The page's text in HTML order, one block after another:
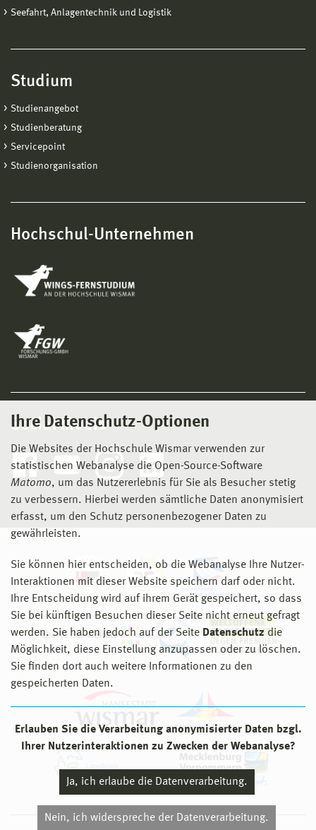
Ihre Datenschutz-Optionen
Die Websites der Hochschule Wismar verwenden zur
statistischen Webanalyse die Open-Source-Software
Matomo, um das Nutzererlebnis für Sie als Besucher stetig
zu verbessern. Hierbei werden sämtliche Daten anonymisiert
erfasst, um den Schutz personenbezogener Daten zu
gewährleisten.
Sie können hier entscheiden, ob die Webanalyse Ihre Nutzer-
Interaktionen mit dieser Website speichern darf oder nicht.
Ihre Entscheidung wird auf ihrem Gerät gespeichert, so dass
Sie bei künftigen Besuchen dieser Seite nicht erneut gefragt
werden. Sie haben jedoch auf der Seite Datenschutz die
Möglichkeit, diese Einstellung anzupassen oder zu löschen.
Sie finden dort auch weitere Informationen zu den
gespeicherten Daten.
Erlauben Sie die Verarbeitung anonymisierter Daten bzgl.
Ihrer Nutzerinteraktionen zu Zwecken der Webanalyse?
Ja, ich erlaube die Datenverarbeitung.
Nein, ich widerspreche der Datenverarbeitung.
Seefahrt, Anlagentechnik und Logistik
Studium
Studienangebot
Studienberatung
Servicepoint
Studienorganisation
Hochschul-Unternehmen
Social Media